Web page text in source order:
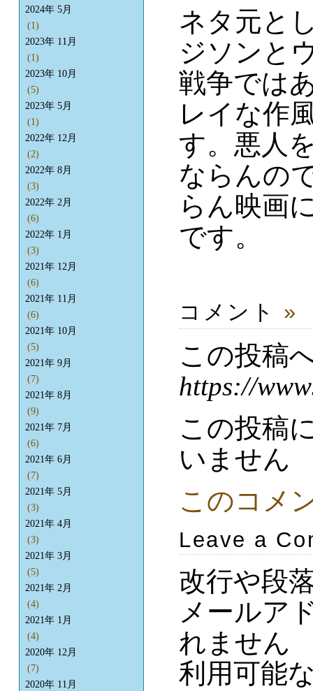
ネタ元と
ジソンと
戦争では
レイな作
す。悪人
ならんの
らん映画
です。
コメント »
この投稿
https://
この投稿
いません
このコメ
Leave a
改行や段
メールア
れません
利用可能
2024年 5月
(1)
2023年 11月
(1)
2023年 10月
(5)
2023年 5月
(1)
2022年 12月
(2)
2022年 8月
(3)
2022年 2月
(6)
2022年 1月
(3)
2021年 12月
(6)
2021年 11月
(6)
2021年 10月
(5)
2021年 9月
(7)
2021年 8月
(9)
2021年 7月
(6)
2021年 6月
(7)
2021年 5月
(3)
2021年 4月
(3)
2021年 3月
(5)
2021年 2月
(4)
2021年 1月
(4)
2020年 12月
(7)
2020年 11月